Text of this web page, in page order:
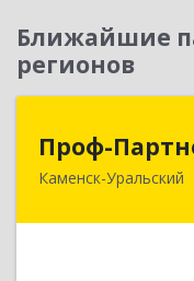
Ближайшие
регионов
Проф-
Каменск-Уральский
623406,